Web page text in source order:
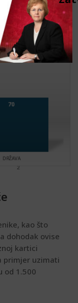
kao što
dohodak ovise
kartici
primjer uzimati
od 1.500